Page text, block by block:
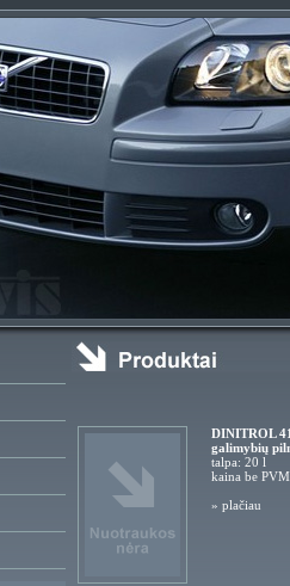
DINITROL
galimybių
talpa: 20 l
kaina be
» plačiau